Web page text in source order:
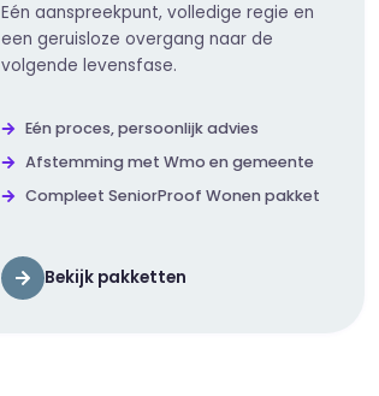
Eén aanspreekpunt, volledige regie en
een geruisloze overgang naar de
volgende levensfase.
Eén proces, persoonlijk advies
Afstemming met Wmo en gemeente
Compleet SeniorProof Wonen pakket
Bekijk pakketten